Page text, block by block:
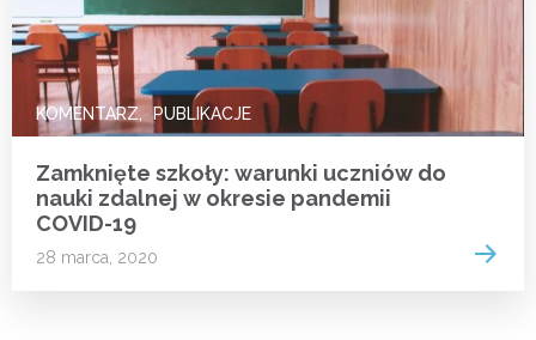
KOMENTARZ PUBLIKACJE
Zamknięte szkoły: warunki uczniów do
nauki zdalnej w okresie pandemii
COVID-19
28 marca, 2020 Read